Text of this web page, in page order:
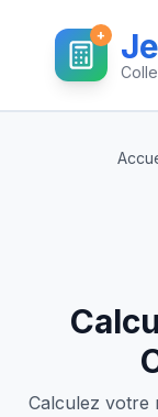
+
Calculez votre